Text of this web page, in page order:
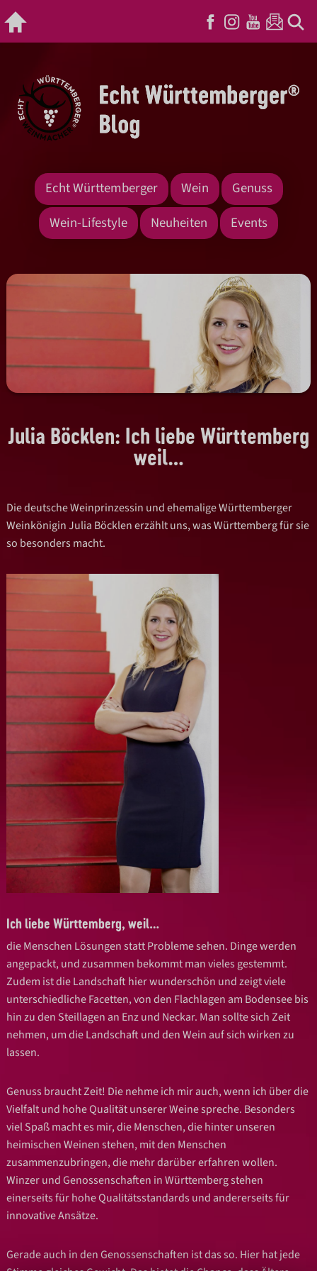
Echt Württemberger Wein
Genuss
Wein-Lifestyle
Neuheiten Events
Julia Böcklen: Ich liebe Württemberg
weil…
Die deutsche Weinprinzessin und ehemalige Württemberger
Weinkönigin Julia Böcklen erzählt uns, was Württemberg für sie
so besonders macht.
Ich liebe Württemberg, weil…
die Menschen Lösungen statt Probleme sehen. Dinge werden
angepackt, und zusammen bekommt man vieles gestemmt.
Zudem ist die Landschaft hier wunderschön und zeigt viele
unterschiedliche Facetten, von den Flachlagen am Bodensee bis
hin zu den Steillagen an Enz und Neckar. Man sollte sich Zeit
nehmen, um die Landschaft und den Wein auf sich wirken zu
lassen.
Genuss braucht Zeit! Die nehme ich mir auch, wenn ich über die
Vielfalt und hohe Qualität unserer Weine spreche. Besonders
viel Spaß macht es mir, die Menschen, die hinter unseren
heimischen Weinen stehen, mit den Menschen
zusammenzubringen, die mehr darüber erfahren wollen.
Winzer und Genossenschaften in Württemberg stehen
einerseits für hohe Qualitätsstandards und andererseits für
innovative Ansätze.
Gerade auch in den Genossenschaften ist das so. Hier hat jede